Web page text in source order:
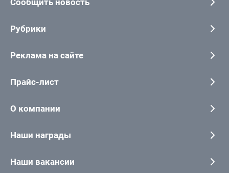
Сообщить новость
Рубрики
Реклама на сайте
Прайс-лист
О компании
Наши награды
Наши вакансии